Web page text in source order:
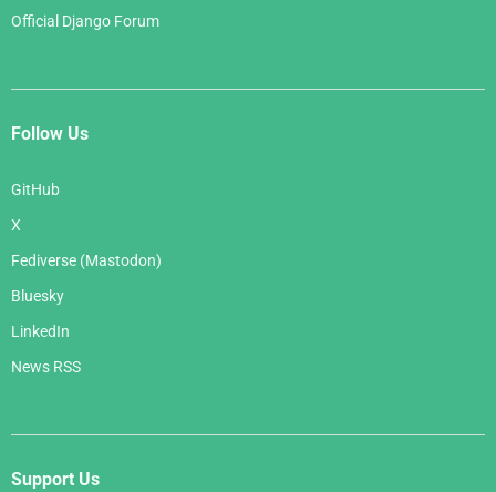
Official Django Forum
Follow Us
GitHub
X
Fediverse (Mastodon)
Bluesky
LinkedIn
News RSS
Support Us